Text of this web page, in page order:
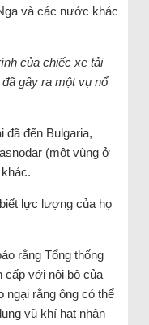
và các nước khác
của chiếc xe tải
gây ra một vụ nổ
đã đến Bulgaria,
(một vùng ở
lực lượng của họ
rằng Tổng thống
cấp với nội bộ của
ngại rằng ông có thể
vũ khí hạt nhân